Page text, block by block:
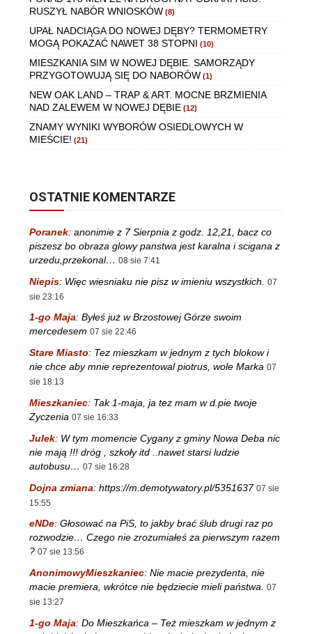
RUSZYŁ NABÓR WNIOSKÓW (8)
UPAŁ NADCIĄGA DO NOWEJ DĘBY? TERMOMETRY
MOGĄ POKAZAĆ NAWET 38 STOPNI (10)
MIESZKANIA SIM W NOWEJ DĘBIE. SAMORZĄDY
PRZYGOTOWUJĄ SIĘ DO NABORÓW (1)
NEW OAK LAND – TRAP & ART. MOCNE BRZMIENIA
NAD ZALEWEM W NOWEJ DĘBIE (12)
ZNAMY WYNIKI WYBORÓW OSIEDLOWYCH W
MIEŚCIE! (21)
OSTATNIE KOMENTARZE
Poranek: anonimie z 7 Sierpnia z godz. 12,21, bacz co
piszesz bo obraza glowy panstwa jest karalna i scigana z
urzedu,przekonal… 08 sie 7:41
Niepis: Więc wiesniaku nie pisz w imieniu wszystkich.
07
sie 23:16
1-go Maja: Byłeś już w Brzostowej Górze swoim
mercedesem 07 sie 22:46
Stare Miasto: Tez mieszkam w jednym z tych blokow i
nie chce aby mnie reprezentowal piotrus, wole Marka 07
sie 18:13
Mieszkaniec: Tak 1-maja, ja tez mam w d.pie twoje
Zyczenia 07 sie 16:33
Julek: W tym momencie Cygany z gminy Nowa Deba nic
nie mają !!! dróg , szkoły itd ..nawet starsi ludzie
autobusu… 07 sie 16:28
Dojna zmiana: https://m.demotywatory.pl/5351637 07 sie
15:55
eNDe: Głosować na PiS, to jakby brać ślub drugi raz po
rozwodzie… Czego nie zrozumiałeś za pierwszym razem
? 07 sie 13:56
AnonimowyMieszkaniec: Nie macie prezydenta, nie
macie premiera, wkrótce nie będziecie mieli państwa.
07
sie 13:27
1-go Maja: Do Mieszkańca – Też mieszkam w jednym z